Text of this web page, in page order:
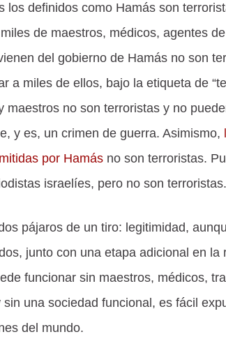
los definidos como Hamás son
de maestros, médicos, agentes
del gobierno de Hamás no son
a miles de ellos, bajo la etiqueta de
maestros no son terroristas y no
y es, un crimen de guerra. Asimismo,
por Hamás no son terroristas.
israelíes, pero no son terroristas.
pájaros de un tiro: legitimidad,
junto con una etapa adicional en
funcionar sin maestros, médicos,
sin una sociedad funcional, es fácil
del mundo.